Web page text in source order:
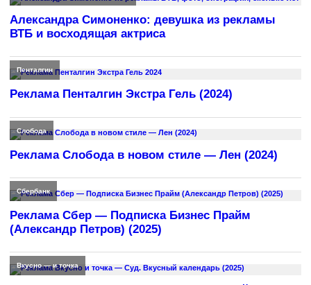
Александра Симоненко: девушка из рекламы
ВТБ и восходящая актриса
Пенталгин
Реклама Пенталгин Экстра Гель (2024)
Слобода
Реклама Слобода в новом стиле — Лен (2024)
Сбербанк
Реклама Сбер — Подписка Бизнес Прайм
(Александр Петров) (2025)
Вкусно — и точка